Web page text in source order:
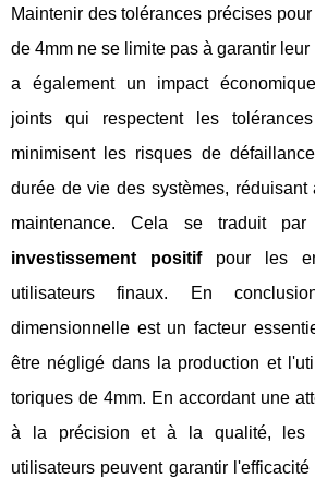
Maintenir des tolérances précises
de 4mm ne se limite pas à garantir
a également un impact
joints qui respectent les
minimisent les risques de
durée de vie des systèmes,
maintenance. Cela se traduit par
investissement positifpour les
utilisateurs finaux. En
dimensionnelle est un facteur
être négligé dans la production et
toriques de 4mm. En accordant une
à la précision et à la qualité, les
utilisateurs peuvent garantir